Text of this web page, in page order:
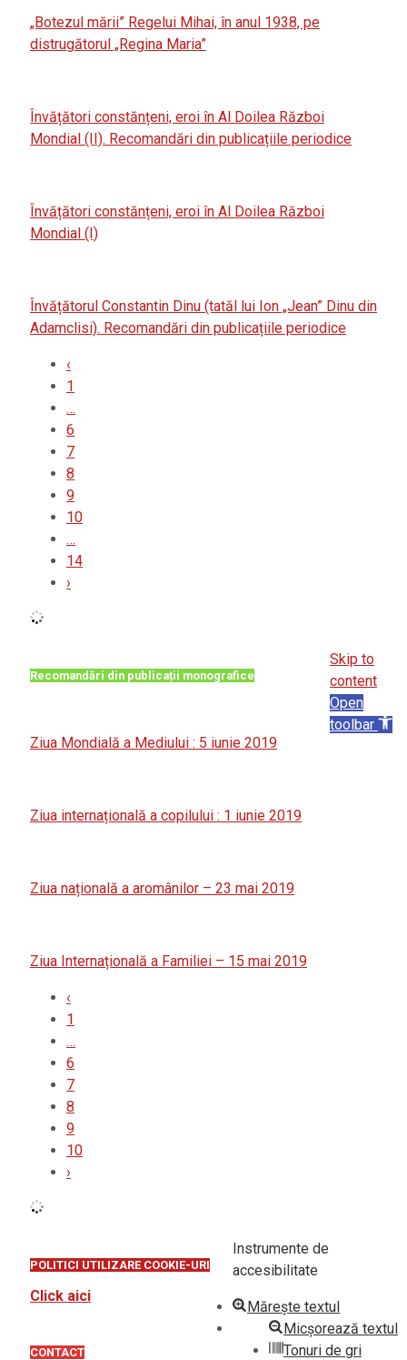
„Botezul mării” Regelui Mihai, în anul 1938, pe
distrugătorul „Regina Maria”
Învățători constănțeni, eroi în Al Doilea Război
Mondial (II). Recomandări din publicațiile periodice
Învățători constănțeni, eroi în Al Doilea Război
Mondial (I)
Învățătorul Constantin Dinu (tatăl lui Ion „Jean” Dinu din
Adamclisi). Recomandări din publicațiile periodice
‹
1
…
6
7
8
9
10
…
14
›
Recomandări din publicații monografice
Ziua Mondială a Mediului : 5 iunie 2019
Ziua internațională a copilului : 1 iunie 2019
Ziua națională a aromânilor – 23 mai 2019
Ziua Internațională a Familiei – 15 mai 2019
‹
1
…
6
7
8
9
10
›
POLITICI UTILIZARE COOKIE-URI
Click aici
CONTACT
Skip to
content
Open
toolbar
Instrumente de
accesibilitate
Mărește textul
Micșorează textul
Tonuri de gri